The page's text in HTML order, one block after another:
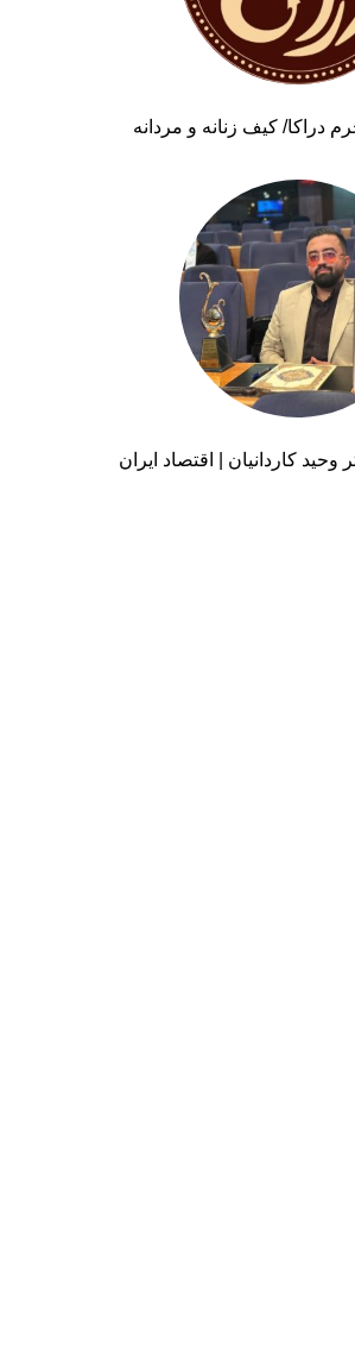
دراکا/ کیف زنانه و مردانه
وحید کاردانیان | اقتصاد ایران